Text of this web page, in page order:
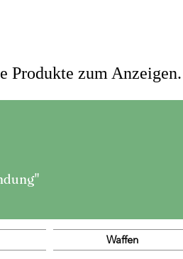
Produkte zum Anzeigen.
Waffen